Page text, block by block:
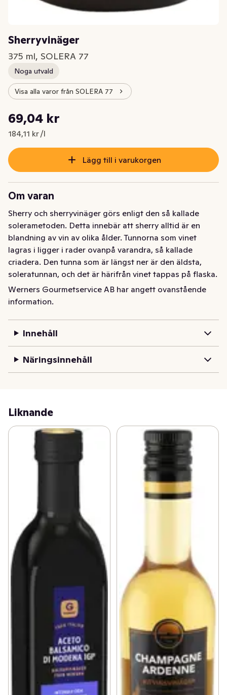
Sherryvinäger
375 ml, SOLERA 77
Noga utvald
Visa alla varor från SOLERA 77
Nuvarande pris är: 69,04 kr
69,04 kr
184,11 kr /l
Styckpris: 184,11 kr /l
Lägg till i varukorgen
Om varan
Sherry och sherryvinäger görs enligt den så kallade
solerametoden. Detta innebär att sherry alltid är en
blandning av vin av olika ålder. Tunnorna som vinet
lagras i ligger i rader ovanpå varandra, så kallade
criadera. Den tunna som är längst ner är den äldsta,
soleratunnan, och det är härifrån vinet tappas på flaska.
Då vin tas ur soleratunnan fylls samma mängd på ur
tunnan ovanför och så vidare. På samma sätt tillverkas
till bl.a. lamm, vilt, fisk, ostron och vinägretter. Förvaras
torrt, mörkt och svalt.
Werners Gourmetservice AB har angett ovanstående
information.
Innehåll
Näringsinnehåll
Liknande